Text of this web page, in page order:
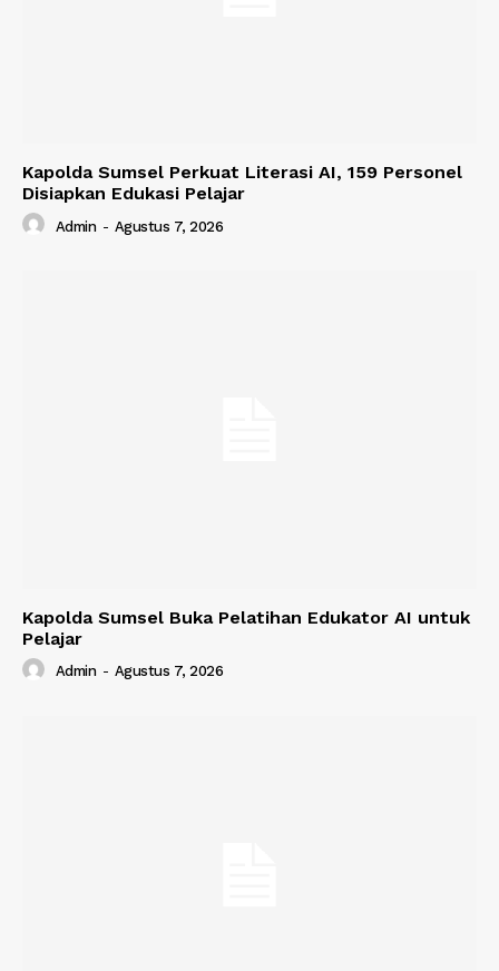
Kapolda Sumsel Perkuat Literasi AI, 159 Personel
Disiapkan Edukasi Pelajar
Admin - Agustus 7, 2026
Kapolda Sumsel Buka Pelatihan Edukator AI untuk
Pelajar
Admin - Agustus 7, 2026